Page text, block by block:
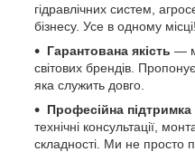
гідравлічних систем,
бізнесу. Усе в одному місці!
Гарантована якість —
світових брендів.
яка служить довго.
Професійна підтримка
технічні консультації,
складності. Ми не просто